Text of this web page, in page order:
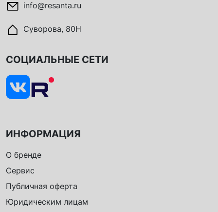
info@resanta.ru
Суворова, 80Н
ИНФОРМАЦИЯ
О бренде
Сервис
Публичная оферта
Юридическим лицам
СОЦИАЛЬНЫЕ СЕТИ